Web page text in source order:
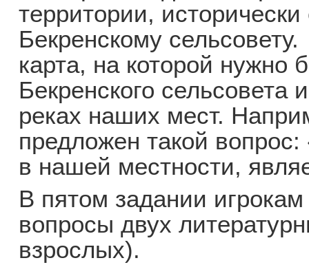
территории,
Бекренскому
карта, на которой нужно
Бекренского сельсовета
реках наших мест.
предложен такой
в нашей местности,
В пятом задании
вопросы двух
взрослых).